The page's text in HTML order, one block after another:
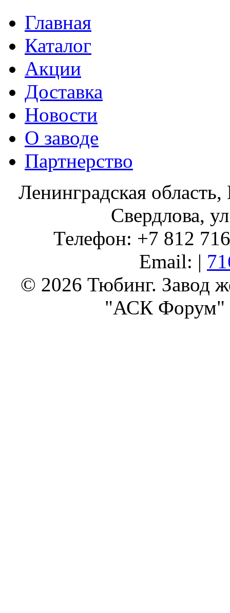
Главная
Каталог
Акции
Доставка
Новости
О заводе
Партнерство
Ленинградская
Свердлова,
Телефон: +7 812
Email: |
© 2026 Тюбинг. Завод
"АСК Форум"